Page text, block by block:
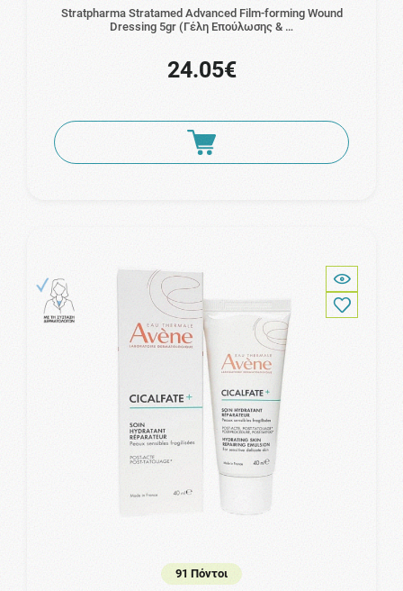
Stratpharma Stratamed Advanced Film-forming Wound
Dressing 5gr (Γέλη Επούλωσης & …
24.05€
91 Πόντοι